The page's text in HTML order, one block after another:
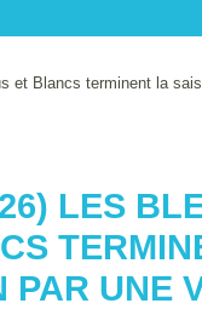
et Blancs terminent la
LES
PAR UNE